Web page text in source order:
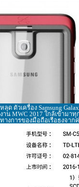
หลุด ตัวเครื่อง Samsung
งาน MWC 2017 ใกล้เข้ามา
ทางการของมือถือเรือธงจากค่า